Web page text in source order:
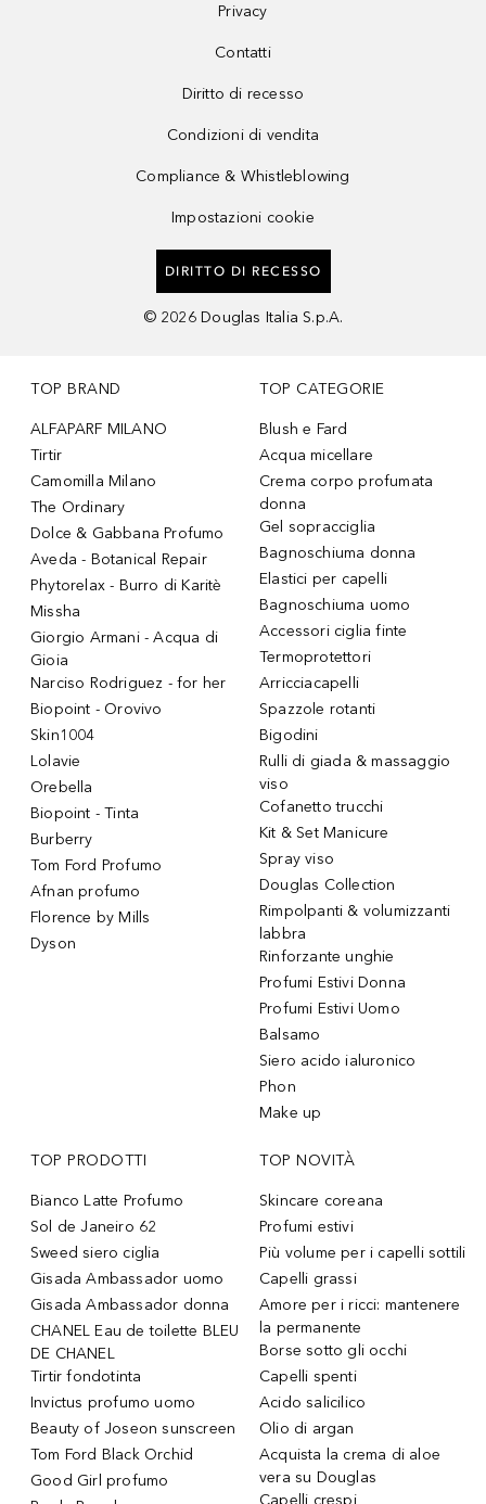
Privacy
Contatti
Diritto di recesso
Condizioni di vendita
Compliance & Whistleblowing
Impostazioni cookie
DIRITTO DI RECESSO
© 2026 Douglas Italia S.p.A.
TOP BRAND
ALFAPARF MILANO
Tirtir
Camomilla Milano
The Ordinary
Dolce & Gabbana Profumo
Aveda - Botanical Repair
Phytorelax - Burro di Karitè
Missha
Giorgio Armani - Acqua di
Gioia
Narciso Rodriguez - for her
Biopoint - Orovivo
Skin1004
Lolavie
Orebella
Biopoint - Tinta
Burberry
Tom Ford Profumo
Afnan profumo
Florence by Mills
Dyson
TOP CATEGORIE
Blush e Fard
Acqua micellare
Crema corpo profumata
donna
Gel sopracciglia
Bagnoschiuma donna
Elastici per capelli
Bagnoschiuma uomo
Accessori ciglia finte
Termoprotettori
Arricciacapelli
Spazzole rotanti
Bigodini
Rulli di giada & massaggio
viso
Cofanetto trucchi
Kit & Set Manicure
Spray viso
Douglas Collection
Rimpolpanti & volumizzanti
labbra
Rinforzante unghie
Profumi Estivi Donna
Profumi Estivi Uomo
Balsamo
Siero acido ialuronico
Phon
Make up
TOP PRODOTTI
Bianco Latte Profumo
Sol de Janeiro 62
Sweed siero ciglia
Gisada Ambassador uomo
Gisada Ambassador donna
CHANEL Eau de toilette BLEU
DE CHANEL
Tirtir fondotinta
Invictus profumo uomo
Beauty of Joseon sunscreen
Tom Ford Black Orchid
Good Girl profumo
TOP NOVITÀ
Skincare coreana
Profumi estivi
Più volume per i capelli sottili
Capelli grassi
Amore per i ricci: mantenere
la permanente
Borse sotto gli occhi
Capelli spenti
Acido salicilico
Olio di argan
Acquista la crema di aloe
vera su Douglas
Capelli crespi